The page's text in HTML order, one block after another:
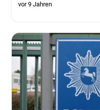
vor 9 Jahren